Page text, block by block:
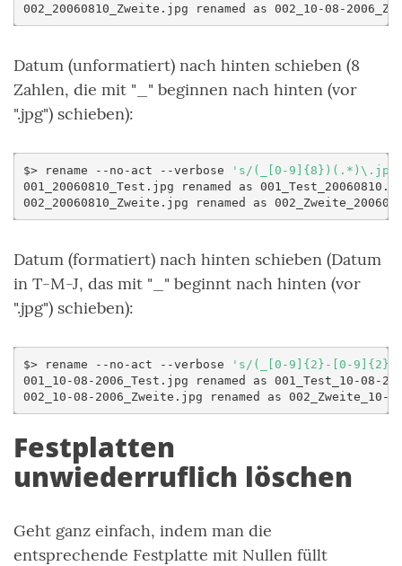
002_20060810_Zweite.jpg
renamed as
Datum (unformatiert) nach hinten schieben (8
Zahlen, die mit "_" beginnen nach hinten (vor
".jpg") schieben):
$> rename --no-act --verbose
's/(_[0-
001_20060810_Test.jpg
renamed as
002_20060810_Zweite.jpg
renamed as
Datum (formatiert) nach hinten schieben (Datum
in T-M-J, das mit "_" beginnt nach hinten (vor
".jpg") schieben):
$> rename --no-act --verbose
's/(_[0-9]{2}-[0-
001_10-08-2006_Test.jpg
renamed as 001_Test_10-08-
002_10-08-2006_Zweite.jpg
renamed as
Festplatten
unwiederruflich löschen
Geht ganz einfach, indem man die
entsprechende Festplatte mit Nullen füllt